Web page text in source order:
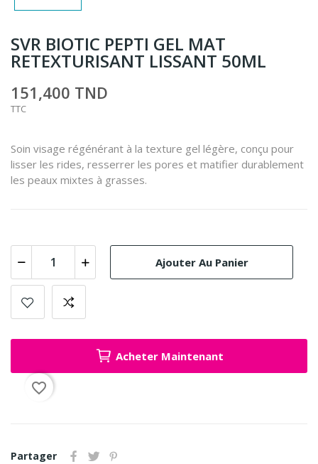
SVR BIOTIC PEPTI GEL MAT
RETEXTURISANT LISSANT 50ML
151,400 TND
TTC
Soin visage régénérant à la texture gel légère, conçu pour
lisser les rides, resserrer les pores et matifier durablement
les peaux mixtes à grasses.
Ajouter Au Panier
Acheter Maintenant
favorite_border
Partager